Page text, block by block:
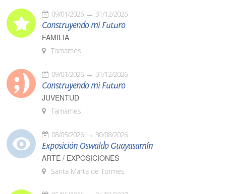
09/01/2026 31/12/2026
Construyendo mi Futuro
FAMILIA
Tamames
09/01/2026 31/12/2026
Construyendo mi Futuro
JUVENTUD
Tamames
08/05/2026 30/08/2026
Exposición Oswaldo Guayasamín
ARTE / EXPOSICIONES
Santa Marta de Tormes